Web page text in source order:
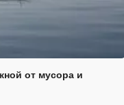
от мусора и